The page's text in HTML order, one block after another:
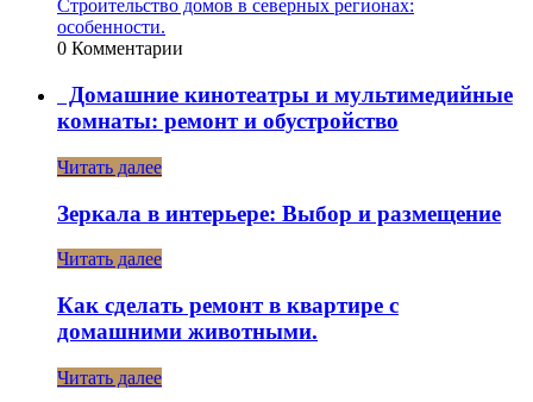
Строительство домов в северных регионах:
особенности.
0 Комментарии
Домашние кинотеатры и мультимедийные
комнаты: ремонт и обустройство
Читать далее
Зеркала в интерьере: Выбор и размещение
Читать далее
Как сделать ремонт в квартире с
домашними животными.
Читать далее